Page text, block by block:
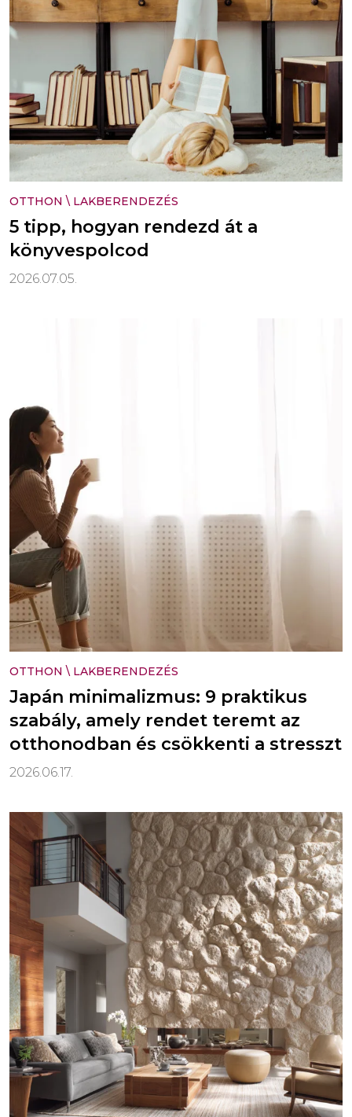
OTTHON \ LAKBERENDEZÉS
5 tipp, hogyan rendezd át a
könyvespolcod
2026.07.05.
OTTHON \ LAKBERENDEZÉS
Japán minimalizmus: 9 praktikus
szabály, amely rendet teremt az
otthonodban és csökkenti a stresszt
2026.06.17.